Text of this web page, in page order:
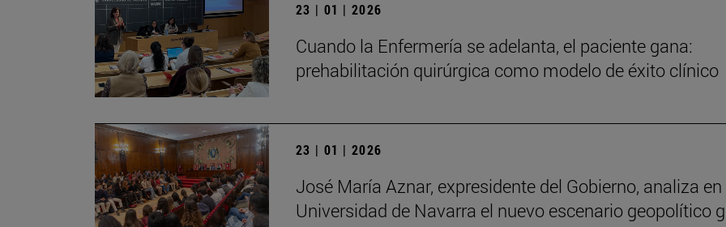
23 | 01 | 2026
Cuando la Enfermería se adelanta, el paciente gana:
prehabilitación quirúrgica como modelo de éxito clínico
23 | 01 | 2026
José María Aznar, expresidente del Gobierno, analiza en
Universidad de Navarra el nuevo escenario geopolítico